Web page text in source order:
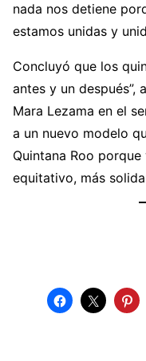
nada nos detiene
estamos unidas y
Concluyó que los
antes y un después”,
Mara Lezama en el
a un nuevo modelo
Quintana Roo
equitativo, más